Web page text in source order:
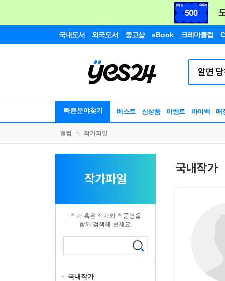
국내도서 외국도서 중고샵 eBook 크레마클럽
빠른분야찾기 베스트 신상품 이벤트 바이백 매
웰컴 작가파일
작가파일
작가 혹은 작가와 작품명을
함께 검색해 보세요.
국내작가
국내작가